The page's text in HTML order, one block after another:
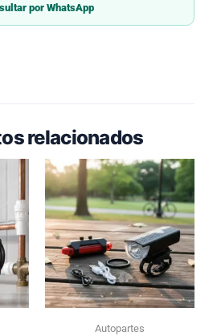
por WhatsApp
relacionados
Autopartes